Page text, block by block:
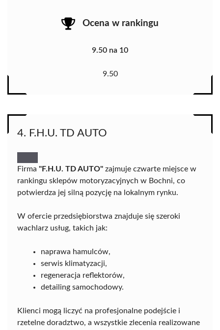
Ocena w rankingu
9.50 na 10
9.50
4. F.H.U. TD AUTO
Firma "F.H.U. TD AUTO" zajmuje czwarte miejsce w
rankingu sklepów motoryzacyjnych w Bochni, co
potwierdza jej silną pozycję na lokalnym rynku.
W ofercie przedsiębiorstwa znajduje się szeroki
wachlarz usług, takich jak:
naprawa hamulców,
serwis klimatyzacji,
regeneracja reflektorów,
detailing samochodowy.
Klienci mogą liczyć na profesjonalne podejście i
rzetelne doradztwo, a wszystkie zlecenia realizowane